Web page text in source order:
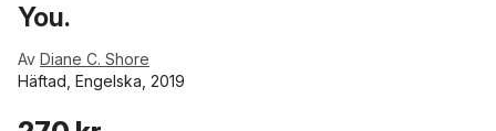
You.
Av Diane C. Shore
Häftad, Engelska, 2019